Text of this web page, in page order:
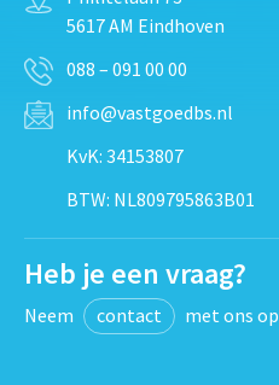
5617 AM Eindhoven
088 – 091 00 00
info@vastgoedbs.nl
KvK: 34153807
BTW: NL809795863B01
Heb je een vraag?
Neem contact met ons op